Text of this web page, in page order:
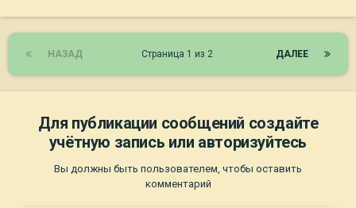
НАЗАД ДАЛЕЕ
Страница 1 из 2
Для публикации сообщений создайте
учётную запись или авторизуйтесь
Вы должны быть пользователем, чтобы оставить
комментарий